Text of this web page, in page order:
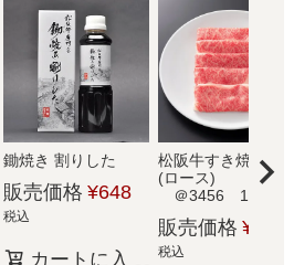
鋤焼き 割りした
販売価格 ¥648
税込
カートに入
松阪牛すき焼き肉
(ロース)
＠3456 100ｇ
販売価格 ¥
税込